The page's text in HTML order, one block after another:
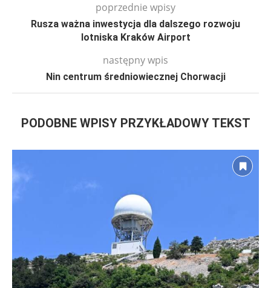
poprzednie wpisy
Rusza ważna inwestycja dla dalszego rozwoju
lotniska Kraków Airport
następny wpis
Nin centrum średniowiecznej Chorwacji
PODOBNE WPISY PRZYKŁADOWY TEKST